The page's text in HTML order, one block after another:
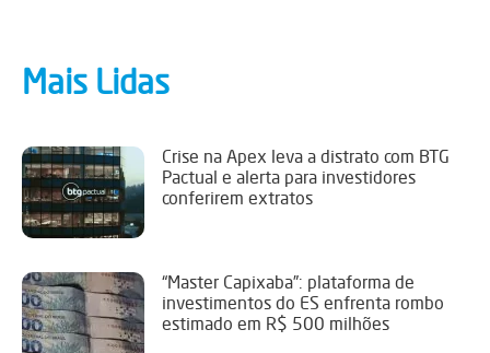
Mais Lidas
Crise na Apex leva a distrato com BTG
Pactual e alerta para investidores
conferirem extratos
“Master Capixaba”: plataforma de
investimentos do ES enfrenta rombo
estimado em R$ 500 milhões